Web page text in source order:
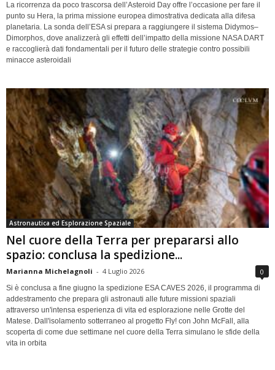
La ricorrenza da poco trascorsa dell’Asteroid Day offre l’occasione per fare il
punto su Hera, la prima missione europea dimostrativa dedicata alla difesa
planetaria. La sonda dell’ESA si prepara a raggiungere il sistema Didymos–
Dimorphos, dove analizzerà gli effetti dell’impatto della missione NASA DART
e raccoglierà dati fondamentali per il futuro delle strategie contro possibili
minacce asteroidali
Astronautica ed Esplorazione Spaziale
Nel cuore della Terra per prepararsi allo
spazio: conclusa la spedizione...
Marianna Michelagnoli - 4 Luglio 2026 0
Si è conclusa a fine giugno la spedizione ESA CAVES 2026, il programma di
addestramento che prepara gli astronauti alle future missioni spaziali
attraverso un'intensa esperienza di vita ed esplorazione nelle Grotte del
Matese. Dall'isolamento sotterraneo al progetto Fly! con John McFall, alla
scoperta di come due settimane nel cuore della Terra simulano le sfide della
vita in orbita